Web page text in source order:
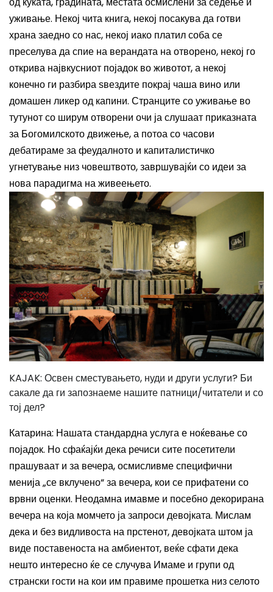
уживање. Некој чита книга, некој посакува да готви
храна заедно со нас, некој иако платил соба се
преселува да спие на верандата на отворено, некој го
открива највкусниот појадок во животот, а некој
конечно ги разбира ѕвездите покрај чаша вино или
домашен ликер од капини. Странците со уживање во
тутунот со ширум отворени очи ја слушаат приказната
за Богомилското движење, а потоа со часови
дебатираме за феудалното и капиталистичко
угнетување низ човештвото, завршувајќи со идеи за
нова парадигма на живеењето.
KAJAK: Освен сместувањето, нуди и други услуги? Би
сакале да ги запознаеме нашите патници/читатели и со
тој дел?
Катарина: Нашата стандардна услуга е ноќевање со
појадок. Но сфаќајќи дека речиси сите посетители
прашуваат и за вечера, осмисливме специфични
менија „се вклучено“ за вечера, кои се прифатени со
врвни оценки. Неодамна имавме и посебно декорирана
вечера на која момчето ја запроси девојката. Мислам
дека и без видливоста на прстенот, девојката штом ја
виде поставеноста на амбиентот, веќе сфати дека
нешто интересно ќе се случува Имаме и групи од
странски гости на кои им правиме прошетка низ селото